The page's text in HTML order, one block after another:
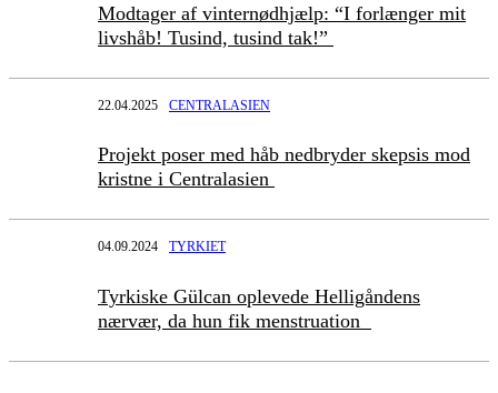
Modtager af vinternødhjælp: “I forlænger mit
livshåb! Tusind, tusind tak!”
22.04.2025 CENTRALASIEN
Projekt poser med håb nedbryder skepsis mod
kristne i Centralasien
04.09.2024 TYRKIET
Tyrkiske Gülcan oplevede Helligåndens
nærvær, da hun fik menstruation